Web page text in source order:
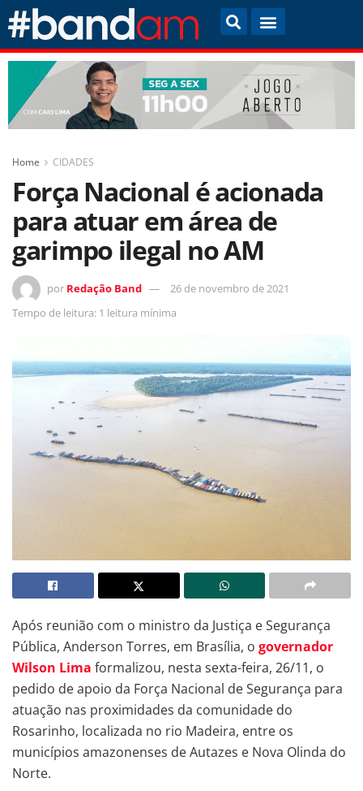
Home CIDADES
Força Nacional é acionada
para atuar em área de
garimpo ilegal no AM
por Redação Band
26 de novembro de 2021
Tempo de leitura: 1 leitura mínima
Após reunião com o ministro da Justiça e Segurança
Pública, Anderson Torres, em Brasília, o governador
Wilson Lima formalizou, nesta sexta-feira, 26/11, o
pedido de apoio da Força Nacional de Segurança para
atuação nas proximidades da comunidade do
Rosarinho, localizada no rio Madeira, entre os
municípios amazonenses de Autazes e Nova Olinda do
Norte.